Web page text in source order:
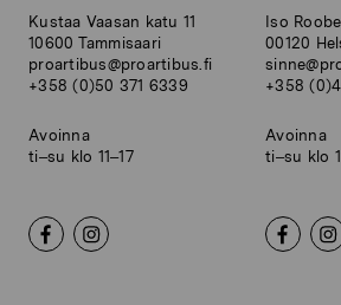
Kustaa Vaasan katu 11
10600 Tammisaari
proartibus@proartibus.fi
+358 (0)50 371 6339
Avoinna
ti–su klo 11–17
Iso
00120
+358
Avoinna
ti–su klo